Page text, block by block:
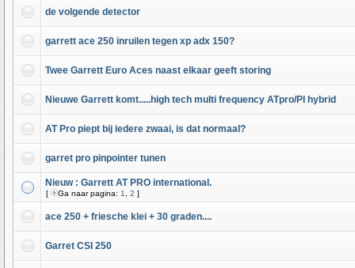
de volgende detector
garrett ace 250 inruilen tegen xp adx 150?
Twee Garrett Euro Aces naast elkaar geeft storing
Nieuwe Garrett komt.....high tech multi frequency ATpro/PI hybrid
AT Pro piept bij iedere zwaai, is dat normaal?
garret pro pinpointer tunen
Nieuw : Garrett AT PRO international.
[ Ga naar pagina: 1 2 ]
ace 250 + friesche klei + 30 graden....
Garret CSI 250